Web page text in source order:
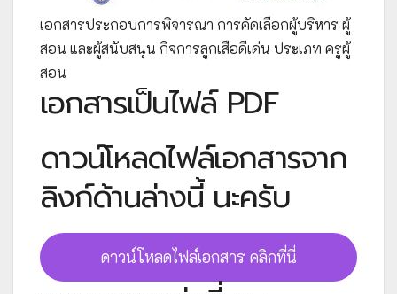
เอกสารประกอบการพิจารณา การคัดเลือกผู้บริหาร ผู้
สอน และผู้สนับสนุน กิจการลูกเสือดีเด่น ประเภท ครูผู้
สอน
เอกสารเป็นไฟล์ PDF
ดาวน์โหลดไฟล์เอกสารจาก
ลิงก์ด้านล่างนี้ นะครับ
ดาวน์โหลดไฟล์เอกสาร คลิกที่นี่